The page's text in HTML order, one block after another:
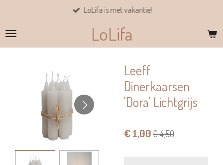
naar
de
LoLifa
LoLifa is met vakantie!
Leeff
Dinerkaarsen
'Dora' Lichtgrijs
€ 1,00€ 4,50